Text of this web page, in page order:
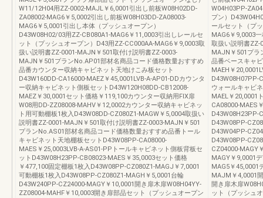
W11/12H04用ZZ-0002-MAJL￥6,0001引出し前板W08H02DD-
ZA08002-MAG6￥5,0002引出し前板W08H03DD-ZA08003-
MAG6￥5,0001引出し本体（プッシュオープン）
D43W08H02/03用ZZ-CB080A1-MAG6￥11,0003引出しレールセ
ット（プッシュオープン）D43用ZZ-CC000AA-MAG6￥9,0003取
扱い説明書ZZ-0001-MAJN￥501取付け説明書ZZ-0003-
MAJN￥501プランNo.AP01部材名商品コード価格数量おすすめ
品番カウンター収納キャビネット天地けこみ板セット
D43W160DD-CA16000-MAEZ￥45,0001LVB-A-AP01-DDカウンタ
ー収納キャビネット側板セットD43W120H08DD-CB12008-
MAEZ￥30,0001セット価格￥119,100カウンター収納用FIX扉
W08用DD-ZZ08008-MAHV￥12,0002カウンター収納キャビネッ
ト用可動棚板1枚入D43W08DD-CZ080Z1-MAGW￥5,0004取扱い
説明書ZZ-0001-MAJN￥501取付け説明書ZZ-0003-MAJN￥501
プランNo.AS01部材名商品コード価格数量おすすめ品番トール
キャビネット天地棚板セットD43W08PP-CA08000-
MAES￥25,0003LVB-A-AS01-PPトールキャビネット側板背板セ
ットD43W08H23PP-CB08023-MAES￥35,0003セット価格
￥477,100固定棚板1枚入D43W08PP-CZ080Z1-MAGJ￥7,0001
可動棚板1枚入D43W08PP-CZ080Z1-MAGH￥5,0001台輪
D43W240PP-CZ24000-MAGY￥10,0001開き扉木扉W08H04YY-
ZZ08004-MAHF￥10,0003開き扉部品セット（プッシュオープン
W04H03PP-
プン）
ールセット（プ
MAG6￥9,0003
取扱い説明書ZZ-
MAJN￥501プラ
品番ベースキャ
MAEH￥
D43W08H07PP-
ウォールキャビ
MAEL￥20,0001
CA08000-MAES
D43W08H23PP-
D43W08PP-
D43W04PP-
D43W08PP-
CZ04000-MAGY
MAGY￥9,0001
MAG5￥45,0001
MAJM￥4,0001
開き扉木扉
ット（プッシュ